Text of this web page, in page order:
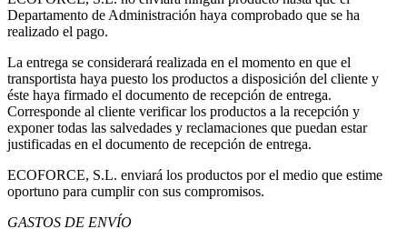
Departamento de Administración haya comprobado que se ha
realizado el pago.
La entrega se considerará realizada en el momento en que el
transportista haya puesto los productos a disposición del cliente y
éste haya firmado el documento de recepción de entrega.
Corresponde al cliente verificar los productos a la recepción y
exponer todas las salvedades y reclamaciones que puedan estar
justificadas en el documento de recepción de entrega.
ECOFORCE, S.L. enviará los productos por el medio que estime
oportuno para cumplir con sus compromisos.
GASTOS DE ENVÍO